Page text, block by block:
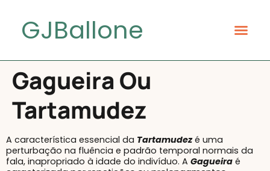
GJBallone
Gagueira Ou
Tartamudez
A característica essencial da Tartamudezé uma
perturbação na fluência e padrão temporal normais da
fala, inapropriado à idade do indivíduo. A Gagueira é